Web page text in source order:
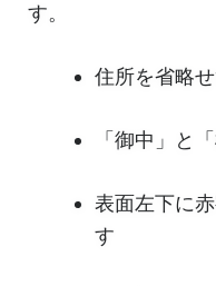
す。
住所を省略
「御中」と
表面左下に
す